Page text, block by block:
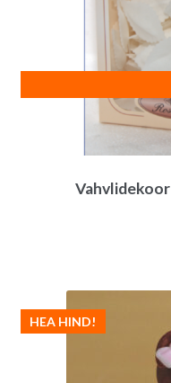
HEA HIND!